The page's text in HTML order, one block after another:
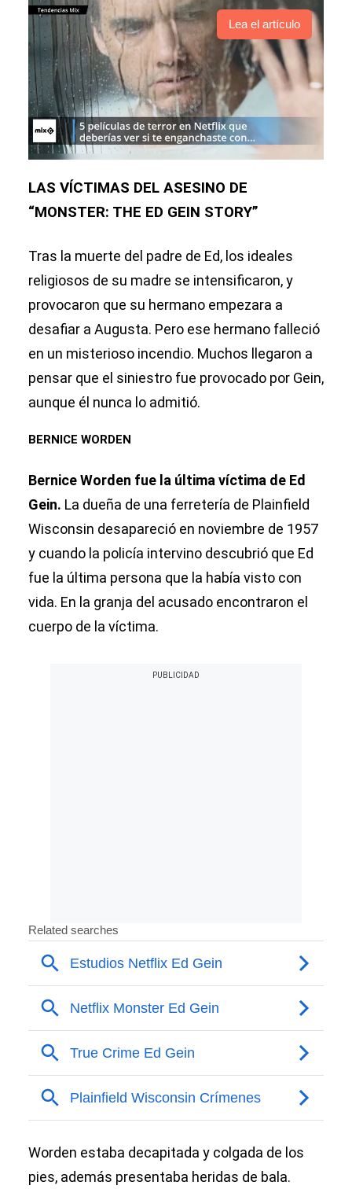
Lea el artículo
LAS VÍCTIMAS DEL ASESINO DE
“MONSTER: THE ED GEIN STORY”
Tras la muerte del padre de Ed, los ideales
religiosos de su madre se intensificaron, y
provocaron que su hermano empezara a
desafiar a Augusta. Pero ese hermano falleció
en un misterioso incendio. Muchos llegaron a
pensar que el siniestro fue provocado por Gein,
aunque él nunca lo admitió.
BERNICE WORDEN
Bernice Worden fue la última víctima de Ed
Gein. La dueña de una ferretería de Plainfield
Wisconsin desapareció en noviembre de 1957
y cuando la policía intervino descubrió que Ed
fue la última persona que la había visto con
vida. En la granja del acusado encontraron el
cuerpo de la víctima.
Worden estaba decapitada y colgada de los
pies, además presentaba heridas de bala.